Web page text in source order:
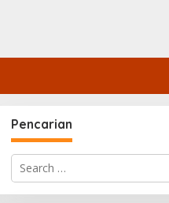
Pencarian
Search
for: